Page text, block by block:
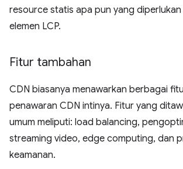
resource statis apa pun yang
elemen LCP.
Fitur tambahan
CDN biasanya menawarkan berbagai
penawaran CDN intinya. Fitur yang
umum meliputi: load balancing,
streaming video, edge computing, dan
keamanan.